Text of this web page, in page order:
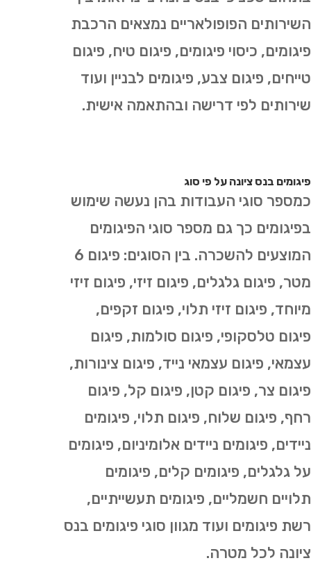
השירותים הפופולאריים נמצאים הרכבת
פיגומים, כיסוי פיגומים, פיגום טיח, פיגום
טייחים, פיגום צבע, פיגומים לבניין ועוד
שירותים לפי דרישה ובהתאמה אישית.
פיגומים בנס ציונה על פי סוג
כמספר סוגי העבודות בהן נעשה שימוש
בפיגומים כך גם מספר סוגי הפיגומים
המוצעים להשכרה. בין הסוגים: פיגום 6
מטר, פיגום גלגלים, פיגום זיזי, פיגום זיזי
מיוחד, פיגום זיזי תלוי, פיגום זקפים,
פיגום טלסקופי, פיגום סולמות, פיגום
עצמאי, פיגום עצמאי נייד, פיגום צינורות,
פיגום צר, פיגום קטן, פיגום קל, פיגום
רחף, פיגום שלוח, פיגום תלוי, פיגומים
ניידים, פיגומים ניידים אלומיניום, פיגומים
על גלגלים, פיגומים קלים, פיגומים
תלויים חשמליים, פיגומים תעשייתיים,
רשת פיגומים ועוד מגוון סוגי פיגומים בנס
ציונה לכל מטרה.